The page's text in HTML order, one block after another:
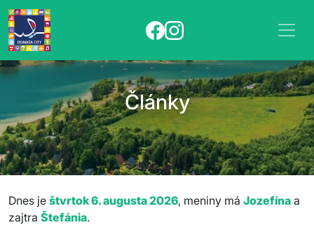
Články
Dnes je štvrtok 6. augusta 2026, meniny má Jozefína a
zajtra Štefánia.